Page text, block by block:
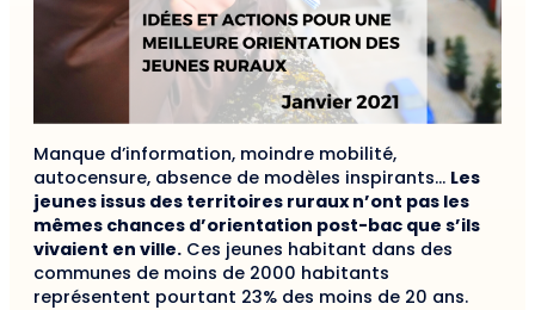
Manque d’information, moindre mobilité,
autocensure, absence de modèles inspirants… Les
jeunes issus des territoires ruraux n’ont pas les
mêmes chances d’orientation post-bac que s’ils
vivaient en ville. Ces jeunes habitant dans des
communes de moins de 2000 habitants
représentent pourtant 23% des moins de 20 ans.